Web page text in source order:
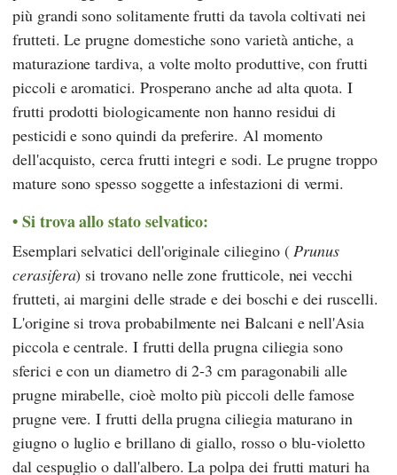
più grandi sono solitamente frutti da tavola coltivati nei
frutteti. Le prugne domestiche sono varietà antiche, a
maturazione tardiva, a volte molto produttive, con frutti
piccoli e aromatici. Prosperano anche ad alta quota. I
frutti prodotti biologicamente non hanno residui di
pesticidi e sono quindi da preferire. Al momento
dell'acquisto, cerca frutti integri e sodi. Le prugne troppo
mature sono spesso soggette a infestazioni di vermi.
Si trova allo stato selvatico:
Esemplari selvatici dell'originale ciliegino ( Prunus
cerasifera) si trovano nelle zone frutticole, nei vecchi
frutteti, ai margini delle strade e dei boschi e dei ruscelli.
L'origine si trova probabilmente nei Balcani e nell'Asia
piccola e centrale. I frutti della prugna ciliegia sono
sferici e con un diametro di 2-3 cm paragonabili alle
prugne mirabelle, cioè molto più piccoli delle famose
prugne vere. I frutti della prugna ciliegia maturano in
giugno o luglio e brillano di giallo, rosso o blu-violetto
dal cespuglio o dall'albero. La polpa dei frutti maturi ha